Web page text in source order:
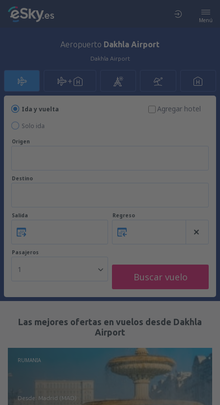
Menú
Aeropuerto Dakhla Airport
Dakhla Airport
Ida y vuelta
Solo ida
Agregar hotel
Origen
Destino
Salida Regreso
Pasajeros
1
Buscar vuelo
Las mejores ofertas en vuelos desde Dakhla
Airport
RUMANIA
desde: Madrid (MAD)